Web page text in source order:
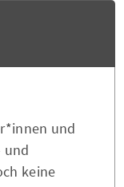
und
und
keine